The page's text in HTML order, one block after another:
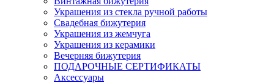
Украшения из стекла ручной работы
Свадебная бижутерия
Украшения из жемчуга
Украшения из керамики
Вечерняя бижутерия
ПОДАРОЧНЫЕ СЕРТИФИКАТЫ
Аксессуары